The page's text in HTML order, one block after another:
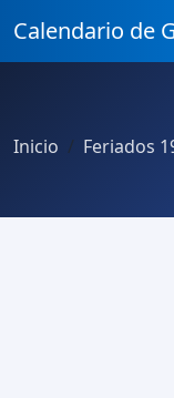
Calendario de
Inicio Feriados